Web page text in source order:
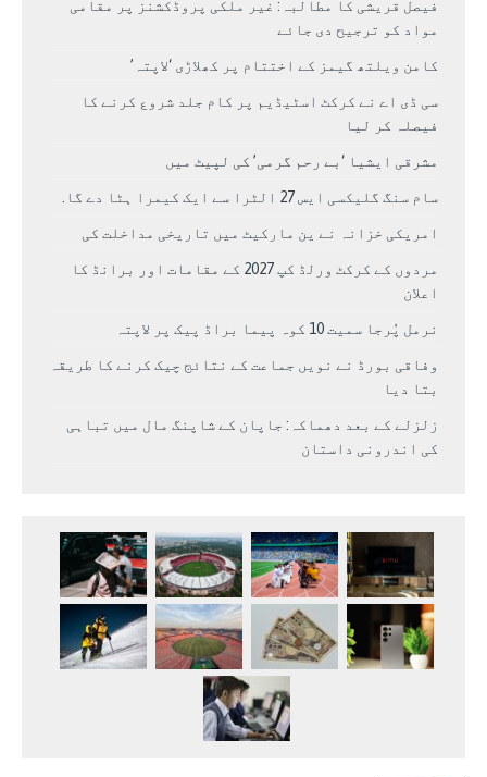
فیصل قریشی کا مطالبہ: غیر ملکی پروڈکشنز پر مقامی
مواد کو ترجیح دی جائے
کامن ویلتھ گیمز کے اختتام پر کھلاڑی ‘لاپتہ’
سی ڈی اے نے کرکٹ اسٹیڈیم پر کام جلد شروع کرنے کا
فیصلہ کر لیا
مشرقی ایشیا ‘بے رحم گرمی’ کی لپیٹ میں
سام سنگ گلیکسی ایس 27 الٹرا سے ایک کیمرا ہٹا دے گا.
امریکی خزانہ نے ین مارکیٹ میں تاریخی مداخلت کی
مردوں کے کرکٹ ورلڈ کپ 2027 کے مقامات اور برانڈ کا
اعلان
نرمل پُرجا سمیت 10 کوہ پیما براڈ پیک پر لاپتہ
وفاقی بورڈ نے نویں جماعت کے نتائج چیک کرنے کا طریقہ
بتا دیا
زلزلے کے بعد دھماکہ: جاپان کے شاپنگ مال میں تباہی
کی اندرونی داستان